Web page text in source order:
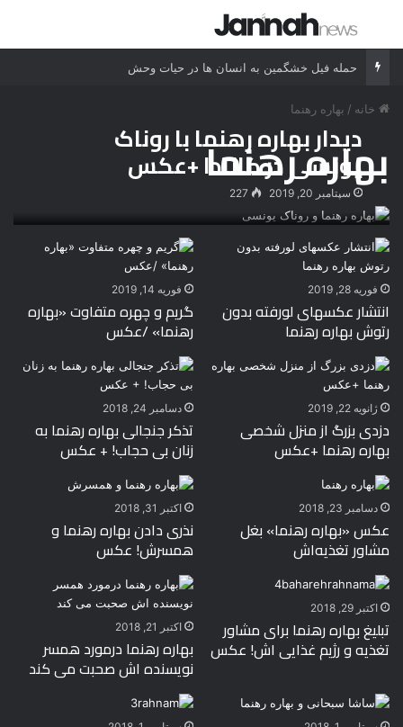
جستجو برای
پنج حمله وحشتناک و دلهره آور خرس به انسان ها
خانه / بهاره رهنما
بهاره رهنما
دیدار بهاره رهنما با روناک
یونسی در کانادا +عکس
سپتامبر 20, 2019 227
فوریه 28, 2019
انتشار عکسهای لورفته بدون
رتوش بهاره رهنما
فوریه 14, 2019
گریم و چهره متفاوت «بهاره
رهنما» /عکس
ژانویه 22, 2019
دزدی بزرگ از منزل شخصی
بهاره رهنما +عکس
دسامبر 24, 2018
تذکر جنجالی بهاره رهنما به
زنان بی حجاب! + عکس
دسامبر 23, 2018
عکس «بهاره رهنما» بغل
مشاور تغذیه‌اش
اکتبر 31, 2018
نذری دادن بهاره رهنما و
همسرش! عکس
اکتبر 29, 2018
تبلیغ بهاره رهنما برای مشاور
تغذیه و رژیم غذایی اش! عکس
اکتبر 21, 2018
بهاره رهنما درمورد همسر
نویسنده اش صحبت می کند